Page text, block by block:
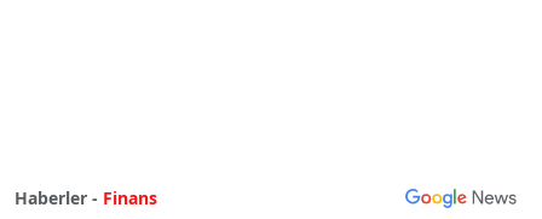
Haberler - Finans